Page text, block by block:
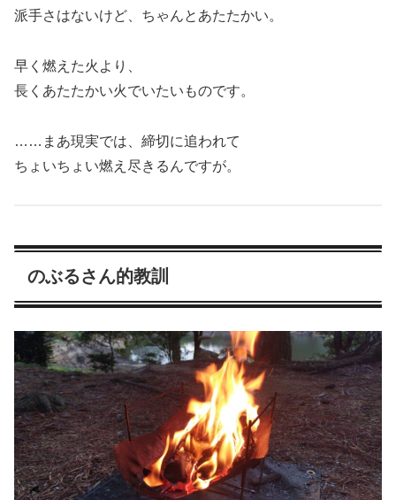
派手さはないけど、ちゃんとあたたかい。
早く燃えた火より、
長くあたたかい火でいたいものです。
……まあ現実では、締切に追われて
ちょいちょい燃え尽きるんですが。
のぶるさん的教訓